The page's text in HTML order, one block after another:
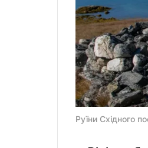
Руїни Східного